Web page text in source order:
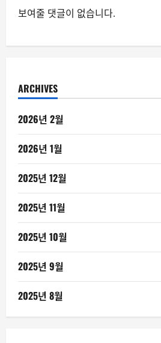
보여줄 댓글이 없습니다.
ARCHIVES
2026년 2월
2026년 1월
2025년 12월
2025년 11월
2025년 10월
2025년 9월
2025년 8월